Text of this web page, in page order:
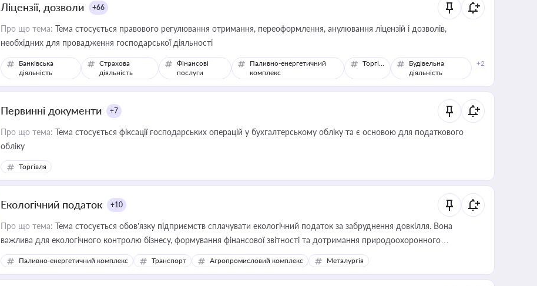
Ліцензії, дозволи +66
Про що тема: Тема стосується правового регулювання отримання, переоформлення, анулювання ліцензій і дозволів,
необхідних для провадження господарської діяльності
Банківська
діяльність
Страхова
діяльність
Фінансові
послуги
Паливно-енергетичний
комплекс
Торгівля
Будівельна
діяльність
+2
Первинні документи +7
Про що тема: Тема стосується фіксації господарських операцій у бухгалтерському обліку та є основою для податкового
обліку
Торгівля
Екологічний податок +10
Про що тема: Тема стосується обов’язку підприємств сплачувати екологічний податок за забруднення довкілля. Вона
важлива для екологічного контролю бізнесу, формування фінансової звітності та дотримання природоохоронного
законодавства
Паливно-енергетичний комплекс Транспорт Агропромисловий комплекс Металургія